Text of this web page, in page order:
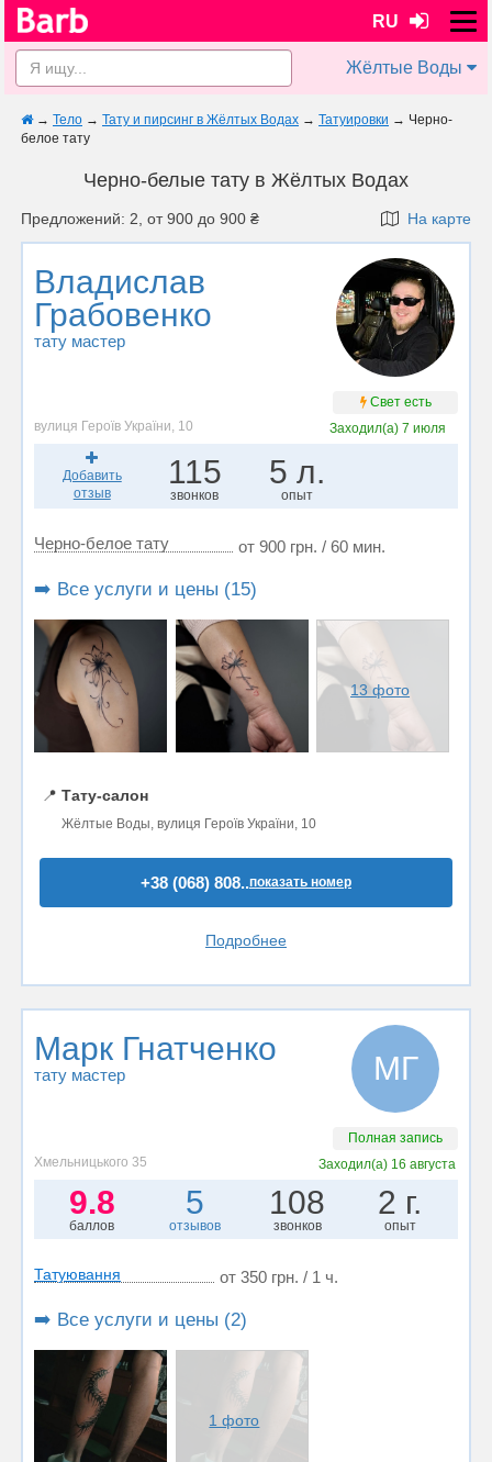
RU
Жёлтые Воды
→ Тело → Тату и пирсинг в Жёлтых Водах → Татуировки → Черно-
белое тату
Черно-белые тату в Жёлтых Водах
Предложений: 2, от 900 до 900 ₴ На карте
Владислав
Грабовенко
тату мастер
Свет есть
вулиця Героїв України, 10
Заходил(а) 7 июля
Добавить
отзыв
115
звонков
5 л.
опыт
Черно-белое тату от 900 грн. / 60 мин.
➡️ Все услуги и цены (15)
13 фото
📍 Тату-салон
Жёлтые Воды, вулиця Героїв України, 10
+38 (068) 808..показать номер
Подробнее
Марк Гнатченко
тату мастер МГ
Полная запись
Хмельницького 35
Заходил(а) 16 августа
9.8
баллов
5
отзывов
108
звонков
2 г.
опыт
Татуювання от 350 грн. / 1 ч.
➡️ Все услуги и цены (2)
1 фото